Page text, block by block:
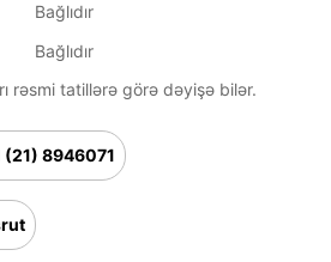
Bağlıdır
Bağlıdır
rəsmi tatillərə görə dəyişə bilər.
(21) 8946071